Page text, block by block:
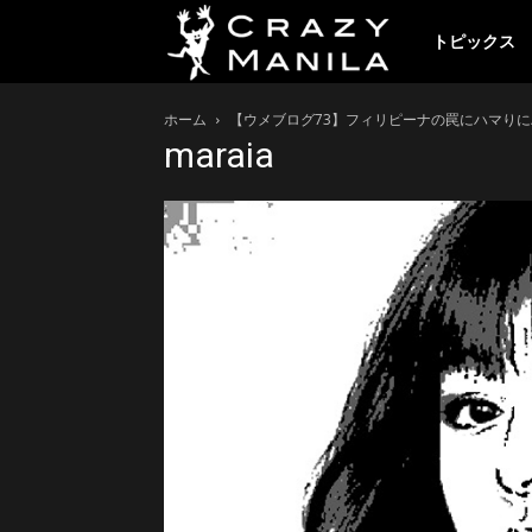
レ
イ
ジ
ー
トピックス
ホーム 【ウメブログ73】フィリピーナの罠にハマり
maraia